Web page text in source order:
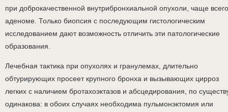
при доброкачественной внутрибронхиальной опухоли, чаще всего
аденоме. Только биопсия с последующим гистологическим
исследованием дают возможность отличить эти патологические
образования.
Лечебная тактика при опухолях и гранулемах, длительно
обтурирующих просеет крупного бронха и вызывающих цирроз
легких с наличием бротахоэктазов и абсцедирования, по
одинакова: в обоих случаях необходима пульмонэктомия или